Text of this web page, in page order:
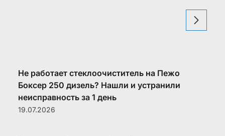
Не работает стеклоочиститель на Пежо
Боксер 250 дизель? Нашли и устранили
неисправность за 1 день
19.07.2026